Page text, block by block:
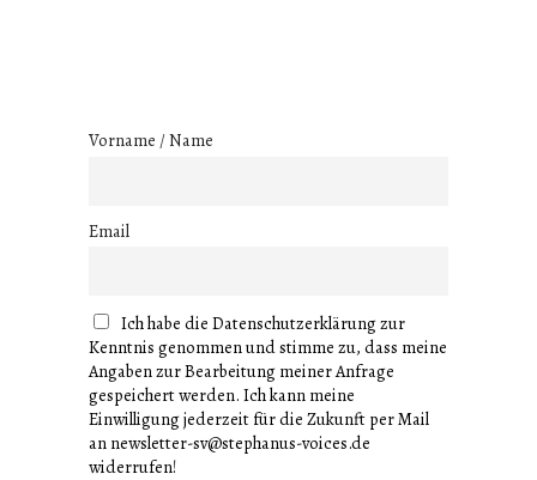
Vorname / Name
Email
Ich habe die Datenschutzerklärung zur
Kenntnis genommen und stimme zu, dass meine
Angaben zur Bearbeitung meiner Anfrage
gespeichert werden. Ich kann meine
Einwilligung jederzeit für die Zukunft per Mail
an newsletter-sv@stephanus-voices.de
widerrufen!